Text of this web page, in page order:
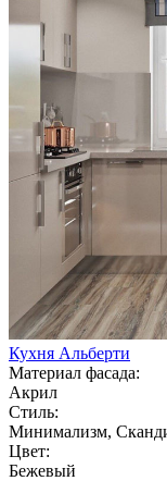
Кухня Альберти
Материал фасада:
Акрил
Стиль:
Минимализм,
Цвет:
Бежевый